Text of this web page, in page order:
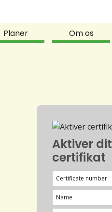
Planer Om os
Aktiver dit
certifikat